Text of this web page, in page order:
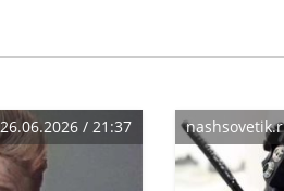
26.06.2026 / 21:37